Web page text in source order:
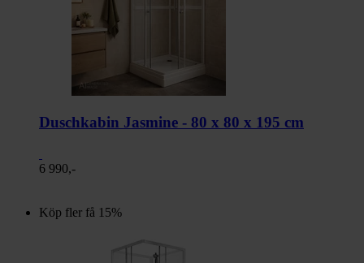
Duschkabin Jasmine - 80 x 80 x 195 cm
6 990,-
Köp fler få 15%